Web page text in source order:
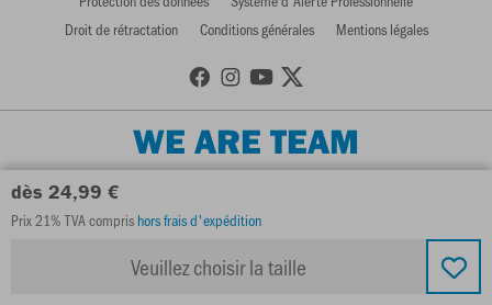
dès 24,99 €
Prix 21% TVA compris hors frais d'expédition
Veuillez choisir la taille
Droit de rétractation
Conditions générales Mentions légales
WE ARE TEAM